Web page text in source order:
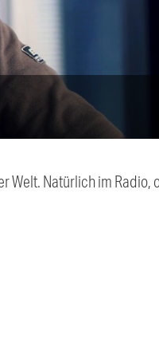
Welt. Natürlich im Radio,